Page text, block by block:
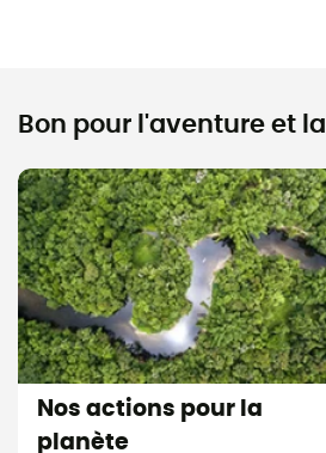
Bon pour l'aventure et
Nos actions pour la
planète